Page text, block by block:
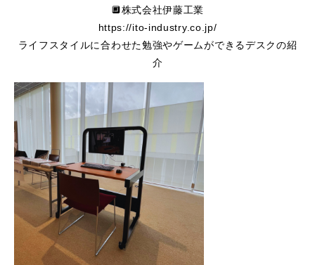
🔲株式会社伊藤工業
https://ito-industry.co.jp/
ライフスタイルに合わせた勉強やゲームができるデスクの紹
介